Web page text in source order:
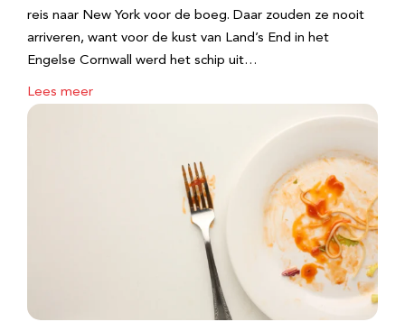
reis naar New York voor de boeg. Daar zouden ze nooit
arriveren, want voor de kust van Land’s End in het
Engelse Cornwall werd het schip uit…
Lees meer